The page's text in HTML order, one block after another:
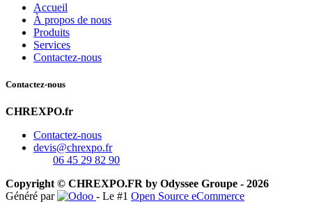
Accueil
À propos de nous
Produits
Services
Contactez-nous
Contactez-nous
CHREXPO.fr
Contactez-nous
devis@chrexpo.fr
06 45 29 82 90
Copyright © CHREXPO.FR by Odyssee Groupe - 2026
Généré par
- Le #1 Open Source eCommerce